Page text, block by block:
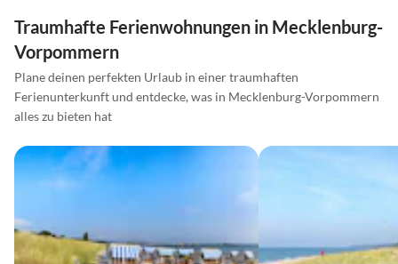
Traumhafte Ferienwohnungen in Mecklenburg-
Vorpommern
Plane deinen perfekten Urlaub in einer traumhaften
Ferienunterkunft und entdecke, was in Mecklenburg-Vorpommern
alles zu bieten hat